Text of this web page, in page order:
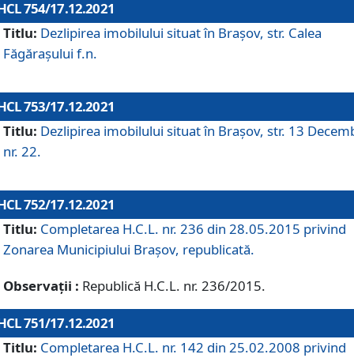
754/17.12.2021
Titlu: Dezlipirea imobilului situat în Brașov, str. Calea
Făgărașului f.n.
753/17.12.2021
Titlu: Dezlipirea imobilului situat în Brașov, str. 13
nr. 22.
752/17.12.2021
Titlu: Completarea H.C.L. nr. 236 din 28.05.2015 privind
Zonarea Municipiului Braşov, republicată.
Observații : Republică H.C.L. nr. 236/2015.
751/17.12.2021
Titlu: Completarea H.C.L. nr. 142 din 25.02.2008 privind